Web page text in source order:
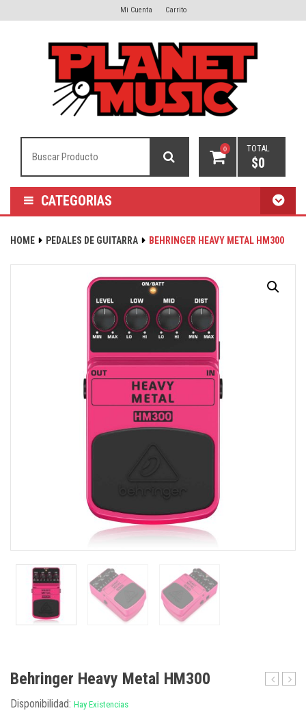
Mi Cuenta Carrito
0 TOTAL
$0
CATEGORIAS
HOME PEDALES DE GUITARRA BEHRINGER HEAVY METAL HM300
Behringer Heavy Metal HM300
Disponibilidad: Hay Existencias